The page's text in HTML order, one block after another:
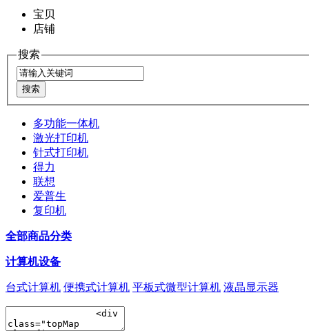
宝贝
店铺
搜索
多功能一体机
激光打印机
针式打印机
得力
联想
爱普生
复印机
全部商品分类
计算机设备
台式计算机 便携式计算机 平板式微型计算机 液晶显示器